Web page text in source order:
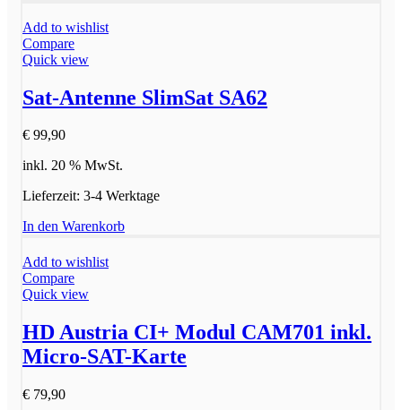
Add to wishlist
Compare
Quick view
Sat-Antenne SlimSat SA62
€ 99,90
inkl. 20 % MwSt.
Lieferzeit: 3-4 Werktage
In den Warenkorb
Add to wishlist
Compare
Quick view
HD Austria CI+ Modul CAM701 inkl.
Micro-SAT-Karte
€ 79,90